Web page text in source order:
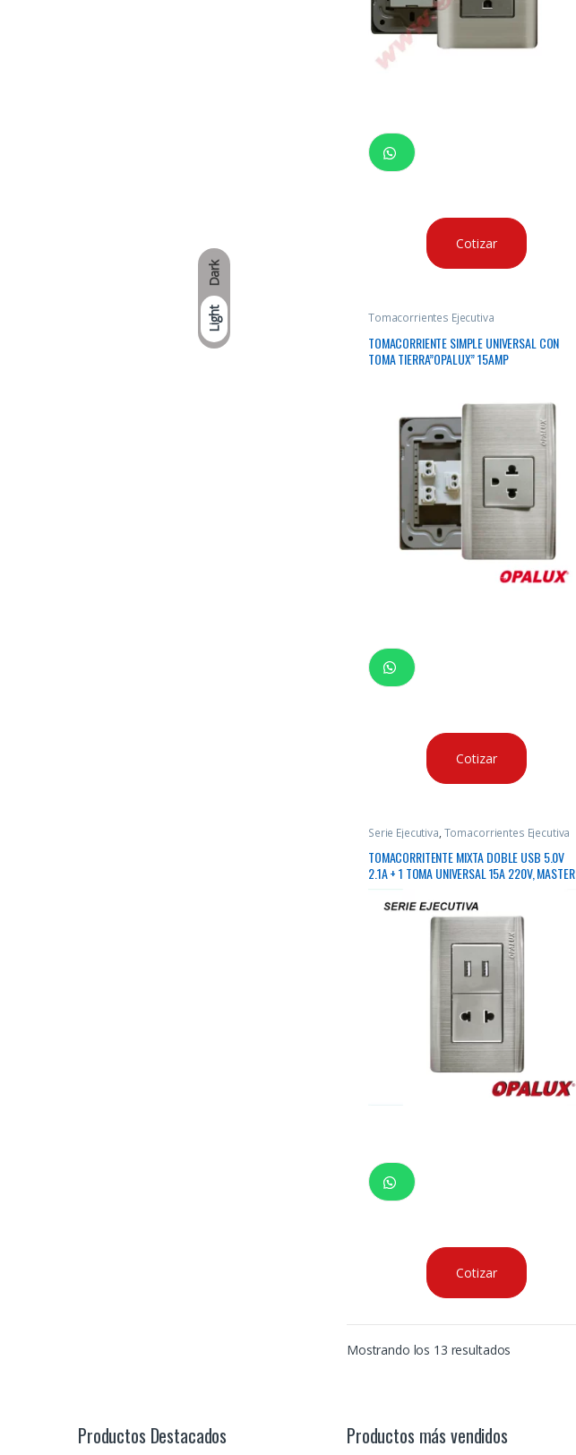
Dark
Light
Cotizar
Tomacorrientes Ejecutiva
TOMACORRIENTE SIMPLE UNIVERSAL CON
TOMA TIERRA”OPALUX” 15AMP
Cotizar
Serie Ejecutiva, Tomacorrientes Ejecutiva
TOMACORRITENTE MIXTA DOBLE USB 5.0V
2.1A + 1 TOMA UNIVERSAL 15A 220V, MASTER
Cotizar
Mostrando los 13 resultados
Productos Destacados Productos más vendidos